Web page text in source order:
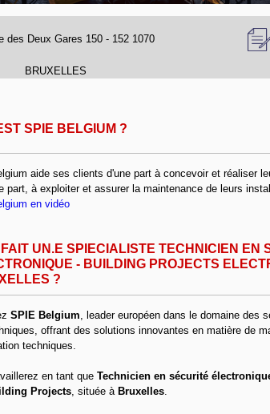
des Deux Gares 150 - 152 1070
BRUXELLES
SPIE BELGIUM ?
aide ses clients d'une part à concevoir et réaliser
part, à exploiter et assurer la maintenance de leurs
en vidéo
UN.E SPIECIALISTE TECHNICIEN EN
- BUILDING PROJECTS
?
SPIE Belgium, leader européen dans le domaine des
offrant des solutions innovantes en matière de
techniques.
en tant que Technicien en sécurité
Projects, située à Bruxelles.